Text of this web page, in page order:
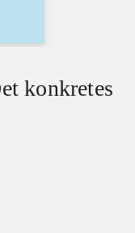
konkretes